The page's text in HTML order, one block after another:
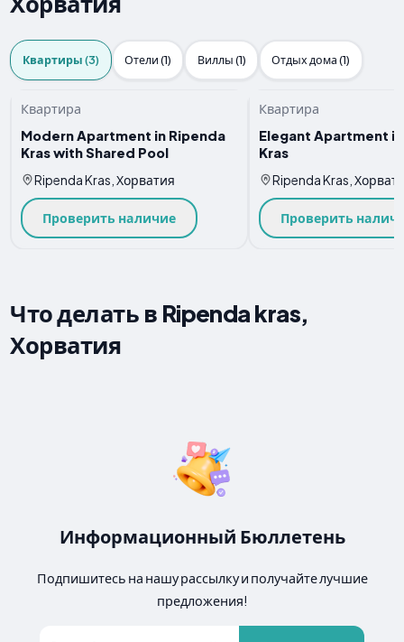
Квартиры (3) Отели (1) Виллы (1) Отдых дома (1)
Квартира
Modern Apartment in Ripenda
Kras with Shared Pool
Ripenda Kras, Хорватия
Проверить наличие
Квартира
Elegant Apartment
Kras
Ripenda Kras,
Проверить
Что делать в Ripenda kras,
Хорватия
Информационный Бюллетень
Подпишитесь на нашу рассылку и получайте лучшие
предложения!